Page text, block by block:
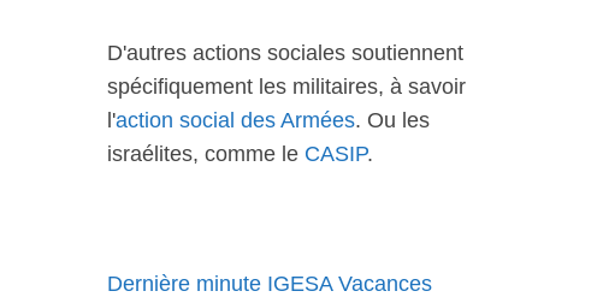
D'autres actions sociales soutiennent
spécifiquement les militaires, à savoir
l'action social des Armées. Ou les
israélites, comme le CASIP.
Dernière minute IGESA Vacances